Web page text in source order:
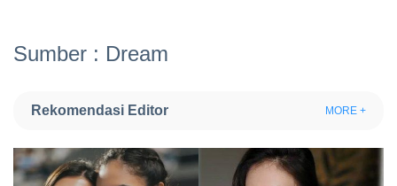
Sumber : Dream
Rekomendasi Editor MORE +